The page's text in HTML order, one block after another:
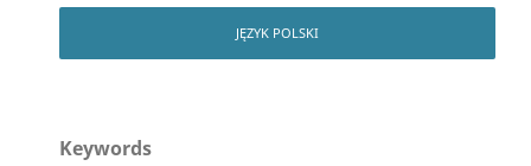
JĘZYK POLSKI
Keywords